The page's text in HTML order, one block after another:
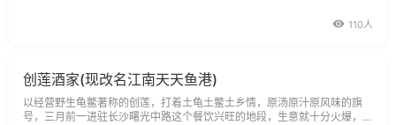
110人
创莲酒家(现改名江南天天鱼港)
以经营野生龟鳖著称的创莲，打着土龟土鳖土乡情，原汤原汁原风味的旗
号，三月前一进驻长沙曙光中路这个餐饮兴旺的地段，生意就十分火爆，几